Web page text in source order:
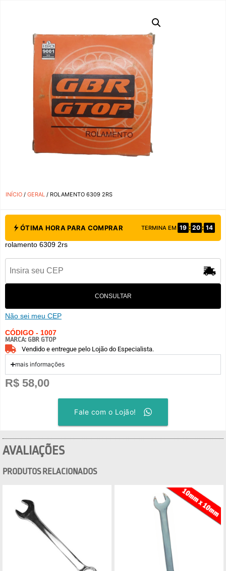
INÍCIO / GERAL / ROLAMENTO 6309 2RS
ÓTIMA HORA PARA COMPRAR TERMINA EM 19 : 20 : 14
rolamento 6309 2rs
CONSULTAR
Não sei meu CEP
CÓDIGO - 1007
MARCA: GBR GTOP
Vendido e entregue pelo Lojão do Especialista.
mais informações
R$ 58,00
Fale com o Lojão!
AVALIAÇÕES
PRODUTOS RELACIONADOS